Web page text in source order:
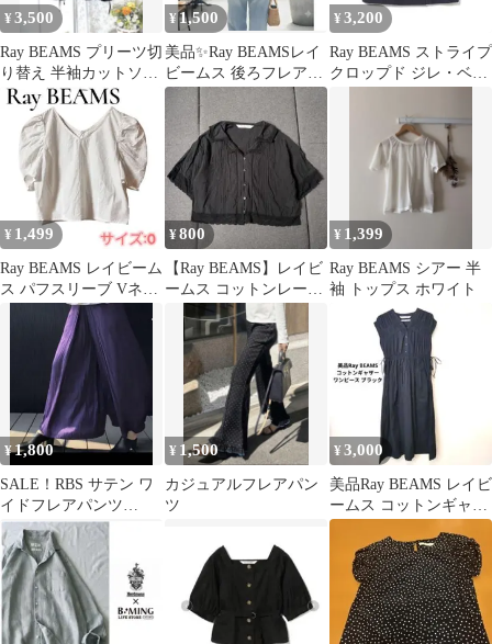
¥3,500
Ray BEAMS プリーツ切
り替え 半袖カットソー
ブラック
¥1,500
美品✨Ray BEAMSレイ
ビームス 後ろフレアボ
ーダーTブラウン×白 フ
¥ 3,200
Ray BEAMS ストライプ
クロップド ジレ・ベス
¥ 1,499
Ray BEAMS レイビーム
ス パフスリーブ Vネッ
ク ブラウス 半袖
¥800
【Ray BEAMS】レイビ
ームス コットンレース
ブラウス ブラック 半袖
¥ 1,399
Ray BEAMS シアー 半
袖 トップス ホワイト
¥1,800
SALE！RBS サテン ワ
イドフレアパンツ
BEAMS
¥ 1,500
カジュアルフレアパン
ツ
¥3,000
美品Ray BEAMS レイビ
ームス コットンギャザ
ーワンピース ブラック